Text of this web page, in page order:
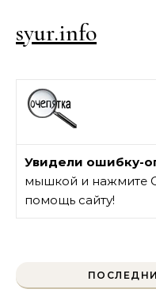
syur.info
Увидели ошибку-
мышкой и нажмите
помощь сайту!